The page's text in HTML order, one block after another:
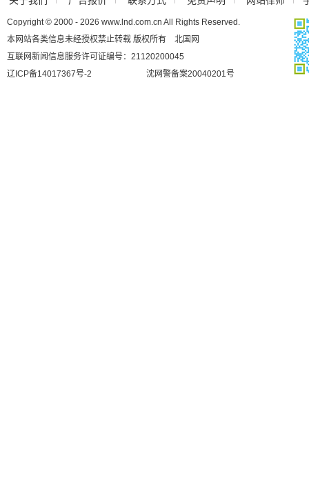
Copyright © 2000 - 2026 www.lnd.com.cn All Rights Reserved.
本网站各类信息未经授权禁止转载 版权所有 北国网
互联网新闻信息服务许可证编号：21120200045
辽ICP备14017367号-2
沈网警备案20040201号